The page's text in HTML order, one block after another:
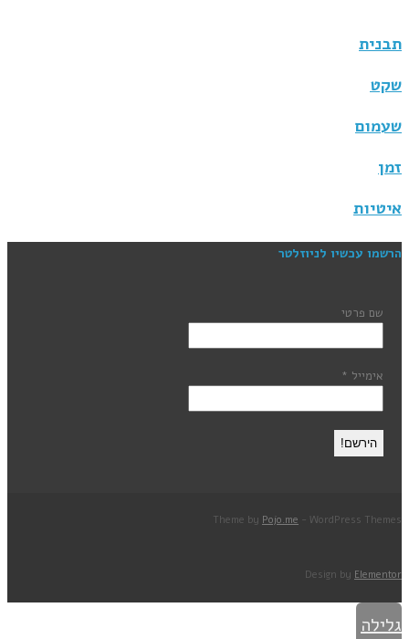
תבנית
שקט
שעמום
זמן
איטיות
הרשמו עכשיו לניוזלטר
שם פרטי
אימייל *
Theme by Pojo.me - WordPress Themes
Design by Elementor
גלילה